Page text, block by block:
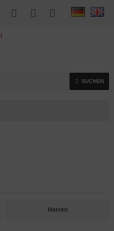
SUCHEN
Herren